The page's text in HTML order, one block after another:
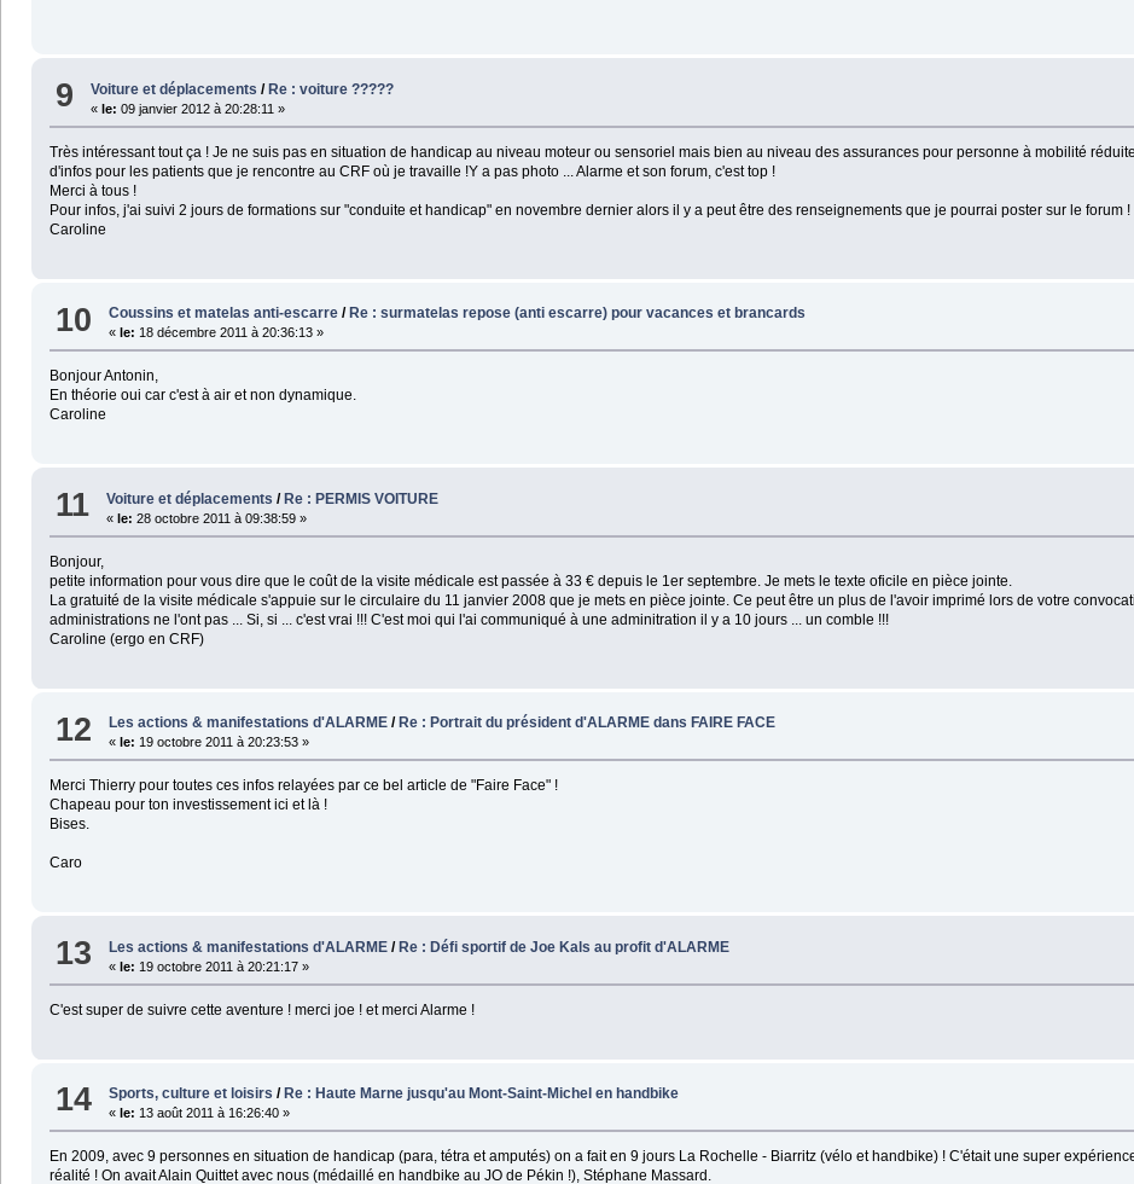
9 Voiture et déplacements /Re : voiture ?????
«le: 09 janvier 2012 à 20:28:11 »
Très intéressant tout ça ! Je ne suis pas en situation de handicap au niveau moteur ou sensoriel mais bien au niveau des assurances pour personne à mobilité
d'infos pour les patients que je rencontre au CRF où je travaille !Y a pas photo ... Alarme et son forum, c'est top !
Merci à tous !
Pour infos, j'ai suivi 2 jours de formations sur "conduite et handicap" en novembre dernier alors il y a peut être des renseignements que je pourrai poster sur le forum !
Caroline
10 Coussins et matelas anti-escarre / Re : surmatelas repose (anti escarre) pour vacances et brancards
«le: 18 décembre 2011 à 20:36:13 »
Bonjour Antonin,
En théorie oui car c'est à air et non dynamique.
Caroline
11 Voiture et déplacements /Re : PERMIS VOITURE
«le: 28 octobre 2011 à 09:38:59 »
Bonjour,
petite information pour vous dire que le coût de la visite médicale est passée à 33 € depuis le 1er septembre. Je mets le texte oficile en pièce jointe.
La gratuité de la visite médicale s'appuie sur le circulaire du 11 janvier 2008 que je mets en pièce jointe. Ce peut être un plus de l'avoir imprimé lors de votre
administrations ne l'ont pas ... Si, si ... c'est vrai !!! C'est moi qui l'ai communiqué à une adminitration il y a 10 jours ... un comble !!!
Caroline (ergo en CRF)
12 Les actions & manifestations d'ALARME / Re : Portrait du président d'ALARME dans FAIRE FACE
«le: 19 octobre 2011 à 20:23:53 »
Merci Thierry pour toutes ces infos relayées par ce bel article de "Faire Face" !
Chapeau pour ton investissement ici et là !
Bises.
Caro
13 Les actions & manifestations d'ALARME /Re : Défi sportif de Joe Kals au profit d'ALARME
«le: 19 octobre 2011 à 20:21:17 »
C'est super de suivre cette aventure ! merci joe ! et merci Alarme !
14 Sports, culture et loisirs / Re : Haute Marne jusqu'au Mont-Saint-Michel en handbike
«le: 13 août 2011 à 16:26:40 »
En 2009, avec 9 personnes en situation de handicap (para, tétra et amputés) on a fait en 9 jours La Rochelle - Biarritz (vélo et handbike) ! C'était une super
réalité ! On avait Alain Quittet avec nous (médaillé en handbike au JO de Pékin !), Stéphane Massard.